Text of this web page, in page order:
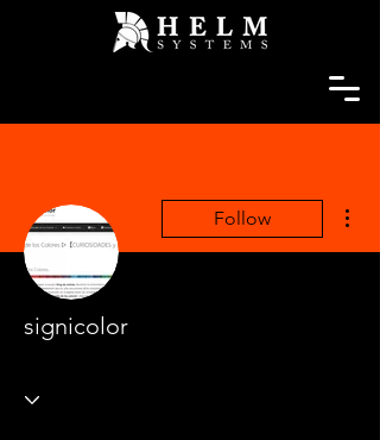
Follow
signicolor